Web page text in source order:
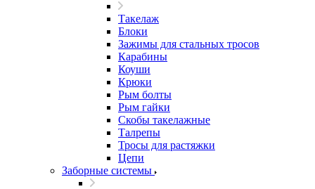
Такелаж
Блоки
Зажимы для стальных тросов
Карабины
Коуши
Крюки
Рым болты
Рым гайки
Скобы такелажные
Талрепы
Тросы для растяжки
Цепи
Заборные системы